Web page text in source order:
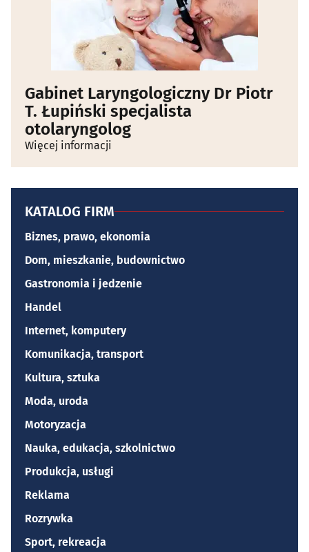
Gabinet Laryngologiczny Dr Piotr
T. Łupiński specjalista
otolaryngolog
Więcej informacji
KATALOG FIRM
Biznes, prawo, ekonomia
Dom, mieszkanie, budownictwo
Gastronomia i jedzenie
Handel
Internet, komputery
Komunikacja, transport
Kultura, sztuka
Moda, uroda
Motoryzacja
Nauka, edukacja, szkolnictwo
Produkcja, usługi
Reklama
Rozrywka
Sport, rekreacja